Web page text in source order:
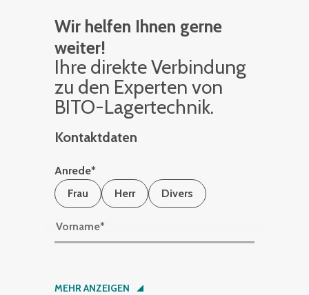
Wir helfen Ihnen gerne
weiter!
Ihre di­rek­te Ver­bin­dung
zu den Ex­per­ten von
BITO-La­ger­tech­nik.
Kontaktdaten
Anrede*
Frau
Herr Divers
Vorname*
Nachname*
MEHR ANZEIGEN